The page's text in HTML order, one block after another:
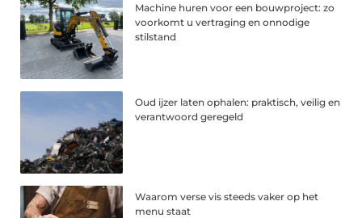
Machine huren voor een bouwproject: zo
voorkomt u vertraging en onnodige
stilstand
Oud ijzer laten ophalen: praktisch, veilig en
verantwoord geregeld
Waarom verse vis steeds vaker op het
menu staat